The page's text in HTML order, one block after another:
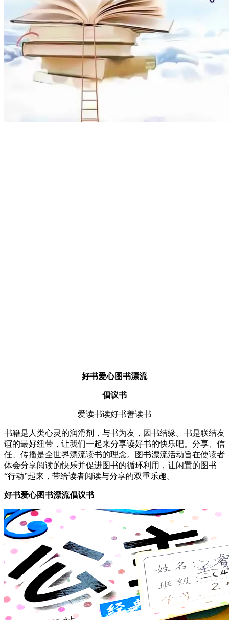
好书爱心图书漂流
倡议书
爱读书读好书善读书
书籍是人类心灵的润滑剂，与书为友，因书结缘。书是联结友
谊的最好纽带，让我们一起来分享读好书的快乐吧。分享、信
任、传播是全世界漂流读书的理念。图书漂流活动旨在使读者
体会分享阅读的快乐并促进图书的循环利用，让闲置的图书
“行动”起来，带给读者阅读与分享的双重乐趣。
好书爱心图书漂流倡议书